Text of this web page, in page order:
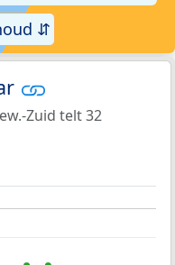
⇵
Zuid telt 32